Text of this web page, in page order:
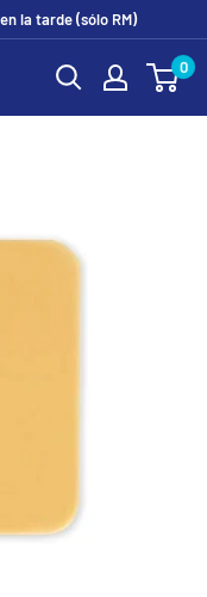
la tarde (sólo RM)
0